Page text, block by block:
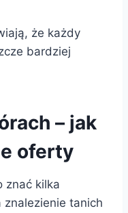
że każdy
bardziej
– jak
oferty
znać kilka
tanich